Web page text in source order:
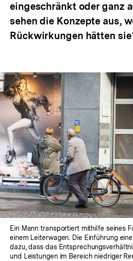
eingeschränkt oder ganz
sehen die Konzepte aus,
Rückwirkungen hätten
Ein Mann transportiert mithilfe seines
einem Leiterwagen. Die Einführung
dazu, dass das
und Leistungen im Bereich niedriger